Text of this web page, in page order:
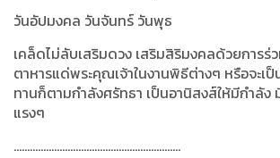
วันอัปมงคล วันจันทร์ วันพุธ
เคล็ดไม่ลับเสริมดวง เสริมสิริมงคลด้วยการร่
ตาหารแด่พระคุณเจ้าในงานพิธีต่างๆ หรือจะเป็
ทานก็ตามกำลังศรัทธา เป็นอานิสงส์ให้มีกำลั
แรงๆ
..............................................................